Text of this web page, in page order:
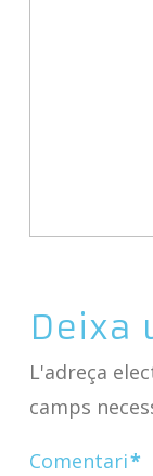
Deixa
L'adreça
camps
Comentari*